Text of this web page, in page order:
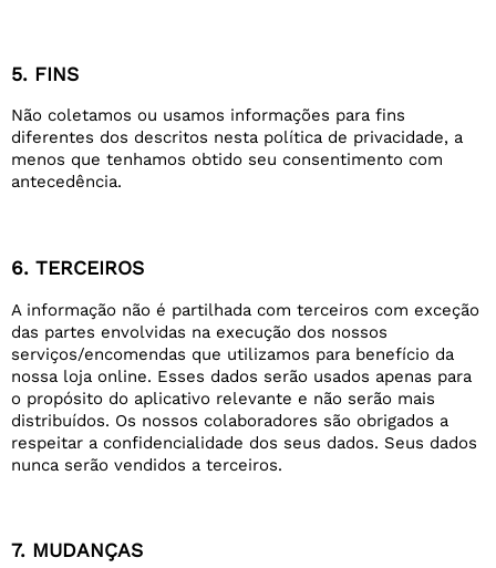
5. FINS
Não coletamos ou usamos informações para fins
diferentes dos descritos nesta política de privacidade, a
menos que tenhamos obtido seu consentimento com
antecedência.
6. TERCEIROS
A informação não é partilhada com terceiros com exceção
das partes envolvidas na execução dos nossos
serviços/encomendas que utilizamos para benefício da
nossa loja online. Esses dados serão usados apenas para
o propósito do aplicativo relevante e não serão mais
distribuídos. Os nossos colaboradores são obrigados a
respeitar a confidencialidade dos seus dados. Seus dados
nunca serão vendidos a terceiros.
7. MUDANÇAS